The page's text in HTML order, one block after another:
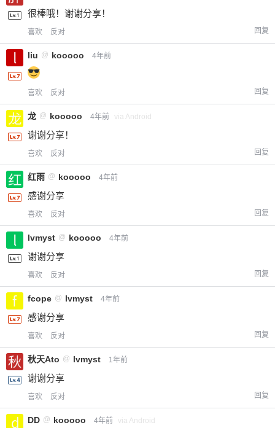
很棒哦！谢谢分享！
喜欢 反对 回复
liu @ kooooo 4年前
喜欢 反对 回复
龙 @ kooooo 4年前 via Android
谢谢分享！
喜欢 反对 回复
红雨 @ kooooo 4年前
感谢分享
喜欢 反对 回复
lvmyst @ kooooo 4年前
谢谢分享
喜欢 反对 回复
fcope @ lvmyst 4年前
感谢分享
喜欢 反对 回复
秋天Ato @ lvmyst 1年前
谢谢分享
喜欢 反对 回复
DD @ kooooo 4年前 via Android